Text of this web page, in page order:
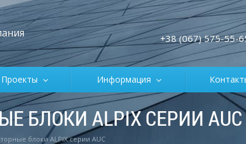
+38 (067) 575-55-
Проекты Информация
БЛОКИ ALPIX СЕРИИ AUC
блоки ALPIX серии AUC